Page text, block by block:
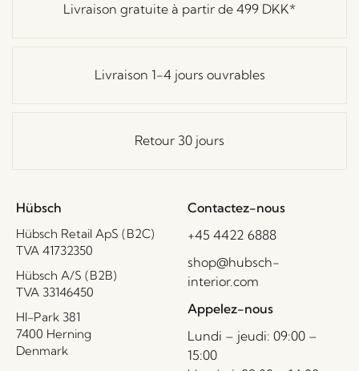
Livraison gratuite à partir de 499 DKK*
Livraison 1-4 jours ouvrables
Retour 30 jours
Hübsch
Hübsch Retail ApS (B2C)
TVA 41732350
Hübsch A/S (B2B)
TVA 33146450
HI-Park 381
7400 Herning
Denmark
Contactez-nous
+45 4422 6888
shop@hubsch-
interior.com
Appelez-nous
Lundi – jeudi: 09:00 –
15:00